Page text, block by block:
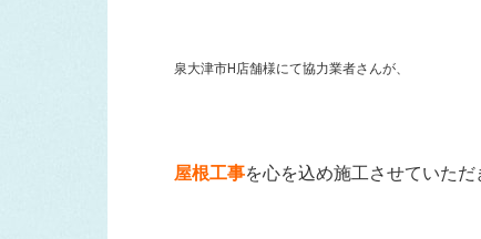
泉大津市H店舗様にて協力業者さんが、
屋根工事を心を込め施工させていただ